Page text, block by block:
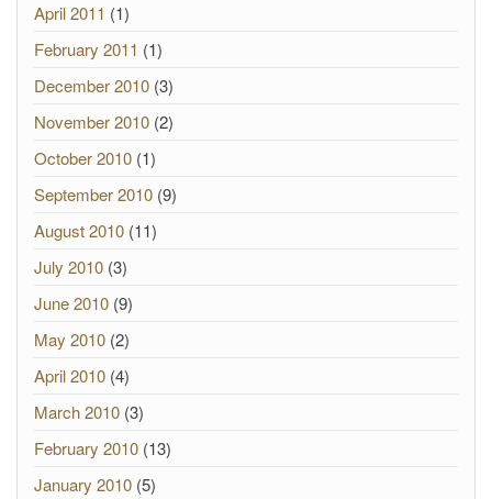
April 2011 (1)
February 2011 (1)
December 2010 (3)
November 2010 (2)
October 2010 (1)
September 2010 (9)
August 2010 (11)
July 2010 (3)
June 2010 (9)
May 2010 (2)
April 2010 (4)
March 2010 (3)
February 2010 (13)
January 2010 (5)